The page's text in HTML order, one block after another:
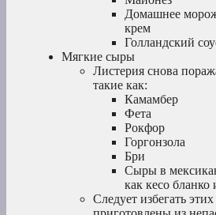
Домашнее
крем
Голландский
Мягкие сыры
Листерия снова
такие как:
Камамбер
Фета
Рокфор
Горгонзола
Бри
Сыры в
как кесо бланко
Следует избегать